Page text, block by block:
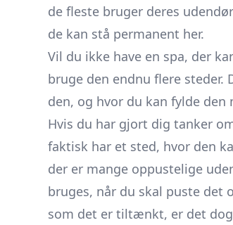
de fleste bruger deres
de kan stå permanent her.
Vil du ikke have en spa, der
bruge den endnu flere
den, og hvor du kan fylde den
Hvis du har gjort dig tanker
faktisk har et sted, hvor den
der er mange oppustelige
bruges, når du skal puste det
som det er tiltænkt, er det